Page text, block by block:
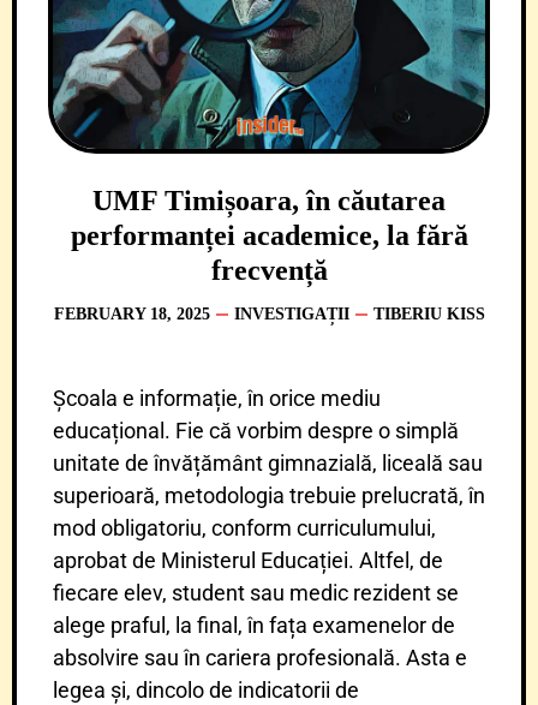
UMF Timișoara, în căutarea
performanței academice, la fără
frecvență
FEBRUARY 18, 2025 INVESTIGAȚII TIBERIU KISS
Școala e informație, în orice mediu
educațional. Fie că vorbim despre o simplă
unitate de învățământ gimnazială, liceală sau
superioară, metodologia trebuie prelucrată, în
mod obligatoriu, conform curriculumului,
aprobat de Ministerul Educației. Altfel, de
fiecare elev, student sau medic rezident se
alege praful, la final, în fața examenelor de
absolvire sau în cariera profesională. Asta e
legea și, dincolo de indicatorii de